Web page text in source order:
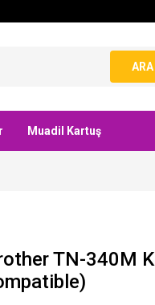
ARA
Muadil Kartuş
TN-340M